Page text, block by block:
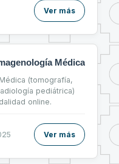
Ver más
Médica
(tomografía,
pediátrica)
online.
Ver más